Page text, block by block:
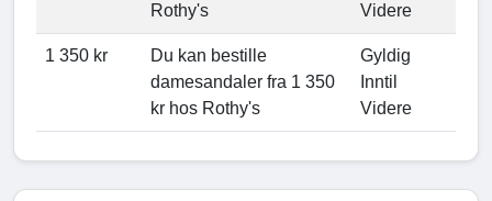
Rothy's
Videre
1 350 kr
Du kan bestille
damesandaler fra 1 350
kr hos Rothy's
Gyldig
Inntil
Videre